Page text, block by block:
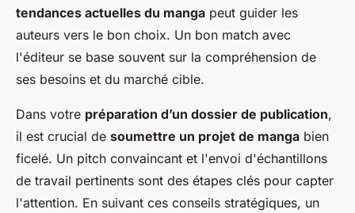
tendances actuelles du manga peut guider les
auteurs vers le bon choix. Un bon match avec
l'éditeur se base souvent sur la compréhension de
ses besoins et du marché cible.
Dans votre préparation d’un dossier de publication,
il est crucial de soumettre un projet de manga bien
ficelé. Un pitch convaincant et l'envoi d'échantillons
de travail pertinents sont des étapes clés pour capter
l'attention. En suivant ces conseils stratégiques, un